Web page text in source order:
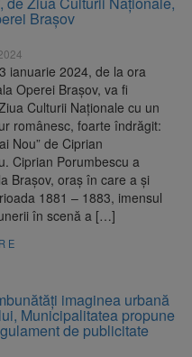
pentru
timpul
DN1E Brașov
Două
de
în toată țara,
Brașov
ianuarie 2024, de la ora
Operei Brașov, va fi
Culturii Naționale cu un
românesc, foarte îndrăgit:
Nou” de Ciprian
Ciprian Porumbescu a
Brașov, oraș în care a și
1881 – 1883, imensul
în scenă a […]
imaginea urbană
Municipalitatea propune
de publicitate